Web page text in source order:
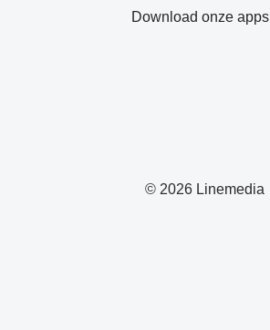
© 2026 Linemedia
Download onze apps